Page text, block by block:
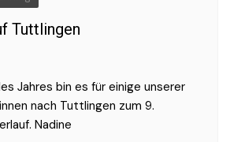
Tuttlingen
Jahres bin es für einige unserer
nach Tuttlingen zum 9.
Nadine